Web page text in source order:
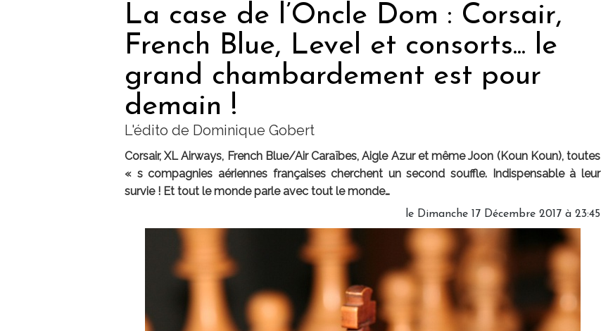
La case de l’Oncle Dom : Corsair,
French Blue, Level et consorts... le
grand chambardement est pour
demain !
L'édito de Dominique Gobert
Corsair, XL Airways, French Blue/Air Caraïbes, Aigle Azur et même Joon (Koun Koun), toutes
« s compagnies aériennes françaises cherchent un second souffle. Indispensable à leur
survie ! Et tout le monde parle avec tout le monde…
le Dimanche 17 Décembre 2017 à 23:45